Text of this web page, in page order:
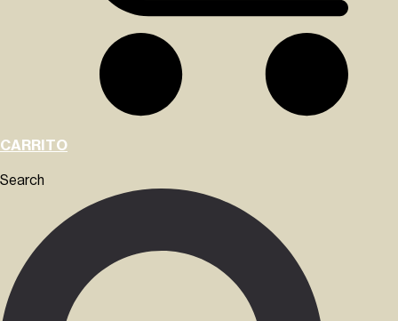
CARRITO
Search